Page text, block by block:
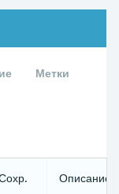
Метки
Описание